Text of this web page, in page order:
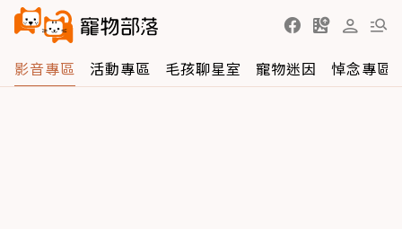
影音專區 活動專區 毛孩聊星室 寵物迷因 悼念專區